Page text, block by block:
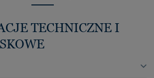
TECHNICZNE I